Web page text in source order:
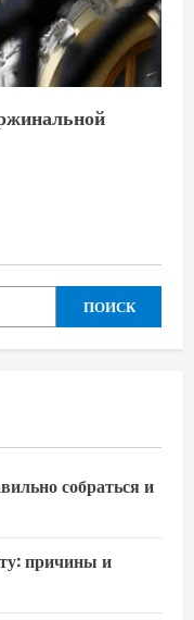
ПОИСК
собраться и
причины и